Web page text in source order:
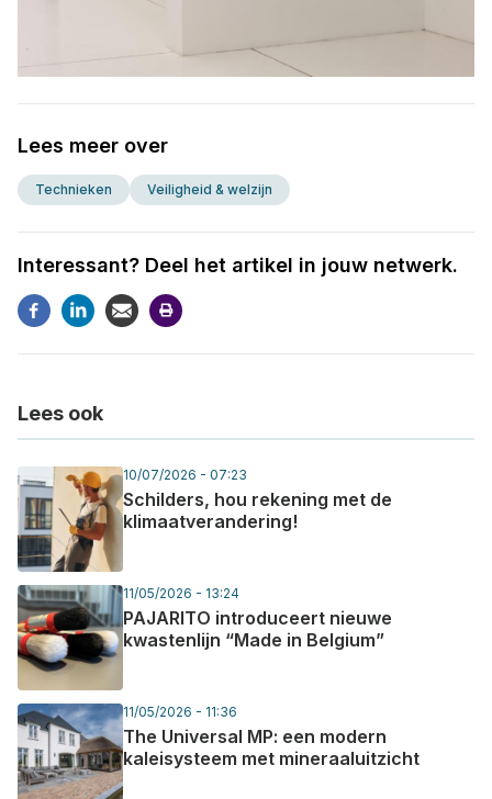
Lees meer over
Technieken Veiligheid & welzijn
Interessant? Deel het artikel in jouw netwerk.
Lees ook
10/07/2026 - 07:23
Schilders, hou rekening met de
klimaatverandering!
11/05/2026 - 13:24
PAJARITO introduceert nieuwe
kwastenlijn “Made in Belgium”
11/05/2026 - 11:36
The Universal MP: een modern
kaleisysteem met mineraaluitzicht